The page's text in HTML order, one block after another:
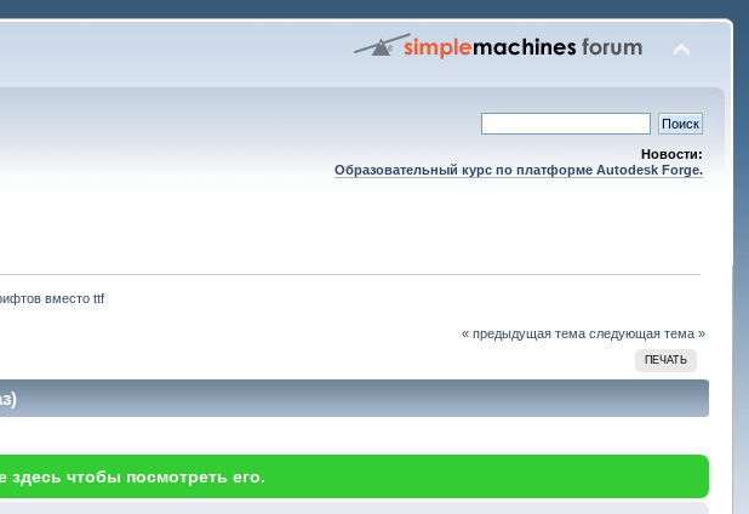
Новости:
Образовательный курс по платформе Autodesk Forge.
вместо ttf
« предыдущая тема следующая тема »
ПЕЧАТЬ
здесь чтобы посмотреть его.